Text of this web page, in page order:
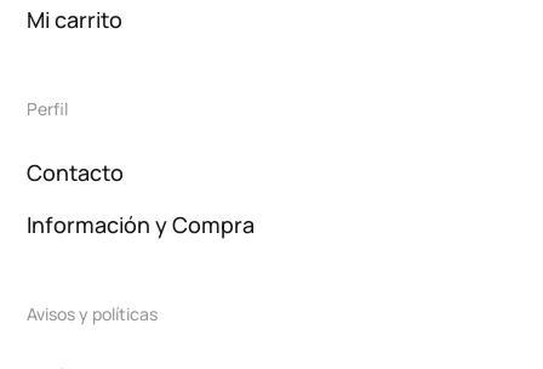
Mi carrito
Perfil
Contacto
Información y Compra
Avisos y políticas